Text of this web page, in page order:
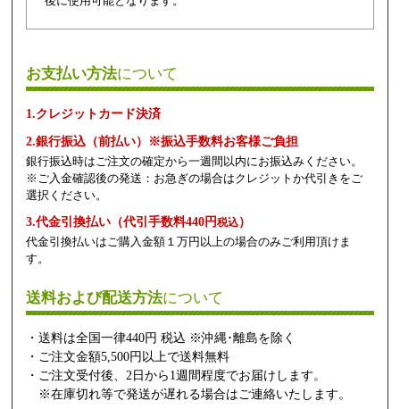
お支払い方法について
1.クレジットカード決済
2.銀行振込（前払い）※振込手数料お客様ご負担
銀行振込時はご注文の確定から一週間以内にお振込みください。
※ご入金確認後の発送：お急ぎの場合はクレジットか代引きをご
選択ください。
3.代金引換払い（代引手数料440円税込）
代金引換払いはご購入金額１万円以上の場合のみご利用頂けま
す。
送料および配送方法について
・送料は全国一律440円 税込 ※沖縄･離島を除く
・ご注文金額5,500円以上で送料無料
・ご注文受付後、2日から1週間程度でお届けします。
※在庫切れ等で発送が遅れる場合はご連絡いたします。